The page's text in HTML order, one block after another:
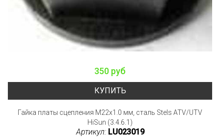
350 руб
КУПИТЬ
Гайка платы сцепления M22x1.0 мм, сталь Stels ATV/UTV
HiSun (3.4.6.1)
Артикул: LU023019